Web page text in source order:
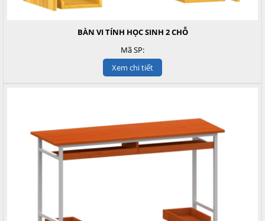
BÀN VI TÍNH HỌC SINH 2 CHỖ
Mã SP:
Xem chi tiết